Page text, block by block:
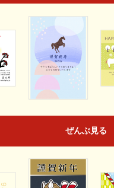
ぜんぶ見る